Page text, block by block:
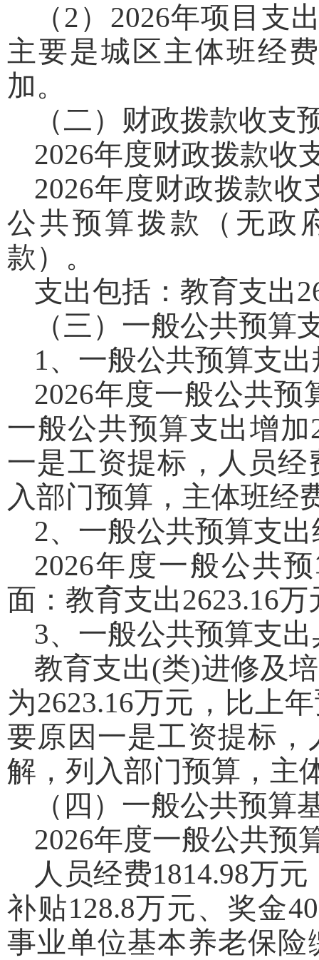
（2）2026年项目支
主要是城区主体班经
加。
（二）财政拨款收支
2026年度财政拨款收
2026年度财政拨款收
公共预算拨款（无政
款）。
支出包括：教育支出
（三）一般公共预算
1、一般公共预算支
2026年度一般公共预
一般公共预算支出增加
一是工资提标，人员
入部门预算，主体班经
2、一般公共预算支
2026年度一般公共
面：教育支出2623.16万
3、一般公共预算支
教育支出(类)进修及
为2623.16万元，比上
要原因一是工资提标
解，列入部门预算，主
（四）一般公共预算
2026年度一般公共预
人员经费1814.98万
补贴128.8万元、奖金
事业单位基本养老保险